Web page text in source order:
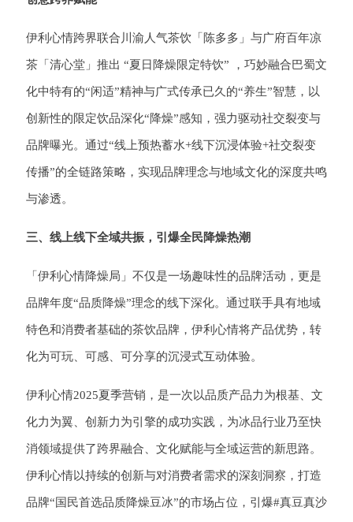
伊利心情跨界联合川渝人气茶饮「陈多多」与广府百年凉
茶「清心堂」推出 “夏日降燥限定特饮” ，巧妙融合巴蜀文
化中特有的“闲适”精神与广式传承已久的“养生”智慧，以
创新性的限定饮品深化“降燥”感知，强力驱动社交裂变与
品牌曝光。通过“线上预热蓄水+线下沉浸体验+社交裂变
传播”的全链路策略，实现品牌理念与地域文化的深度共鸣
与渗透。
三、线上线下全域共振，引爆全民降燥热潮
「伊利心情降燥局」不仅是一场趣味性的品牌活动，更是
品牌年度“品质降燥”理念的线下深化。通过联手具有地域
特色和消费者基础的茶饮品牌，伊利心情将产品优势，转
化为可玩、可感、可分享的沉浸式互动体验。
伊利心情2025夏季营销，是一次以品质产品力为根基、文
化力为翼、创新力为引擎的成功实践，为冰品行业乃至快
消领域提供了跨界融合、文化赋能与全域运营的新思路。
伊利心情以持续的创新与对消费者需求的深刻洞察，打造
品牌“国民首选品质降燥豆冰”的市场占位，引爆#真豆真沙